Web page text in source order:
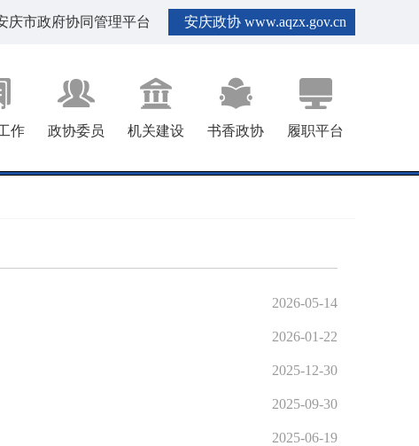
庆市政府协同管理平台 安庆政协 www.aqzx.gov.cn
作 政协委员 机关建设 书香政协 履职平台
2026-05-14
管理和生态环境保护修复开展考察调研。市政协党组副书记、副
2026-01-22
席徐岩出席会议并讲话，市政协副秘书长王文生主持会议。 会议
2025-12-30
地”专题视察，市政协副秘书长王文生，市政协人资环委、市资
2025-09-30
活动暨市政协特邀界别活动室揭牌仪式。市政协党组成员、副主
2025-06-19